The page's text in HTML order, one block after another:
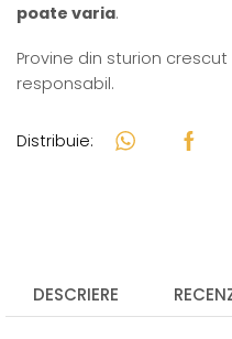
poate varia.
Provine din sturion
responsabil.
Distribuie:
DESCRIERE